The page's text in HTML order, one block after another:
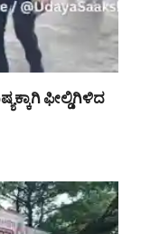
ಫೀಲ್ಡಿಗಿಳಿದ